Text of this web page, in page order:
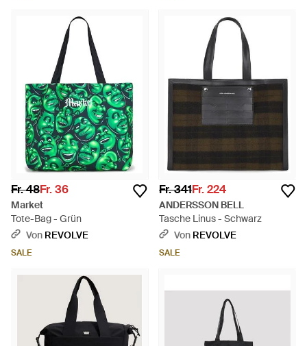
Fr. 48Fr. 36
Market
Tote-Bag - Grün
Von REVOLVE
SALE
Fr. 341Fr. 224
ANDERSSON BELL
Tasche Linus - Schwarz
Von REVOLVE
SALE